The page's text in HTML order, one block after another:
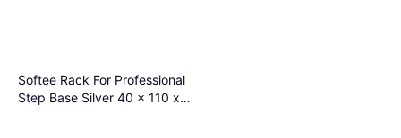
Softee Rack For Professional
Step Base Silver 40 x 110 x